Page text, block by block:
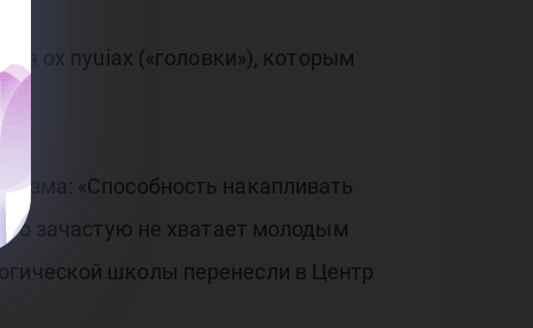
ox nyuiax («головки»), которым
«Способность накапливать
зачастую не хватает молодым
школы перенесли в Центр